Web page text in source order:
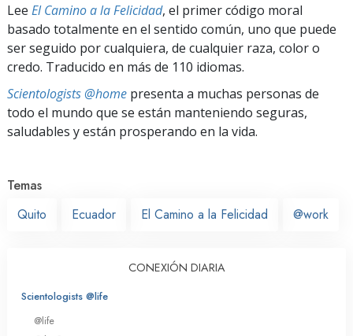
Lee El Camino a la Felicidad, el primer código moral
basado totalmente en el sentido común, uno que puede
ser seguido por cualquiera, de cualquier raza, color o
credo. Traducido en más de 110 idiomas.
Scientologists @home presenta a muchas personas de
todo el mundo que se están manteniendo seguras,
saludables y están prosperando en la vida.
Temas
Quito
Ecuador El Camino a la Felicidad @work
CONEXIÓN DIARIA
Scientologists @life
@life